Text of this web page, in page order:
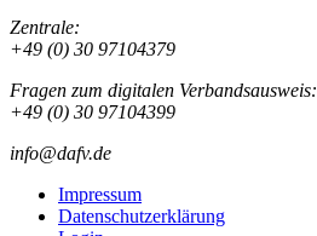
Zentrale:
+49 (0) 30 97104379
Fragen zum digitalen Verbandsausweis:
+49 (0) 30 97104399
info@dafv.de
Impressum
Datenschutzerklärung